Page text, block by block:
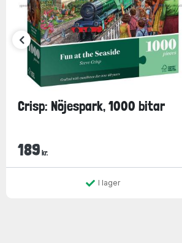
Crisp: Nöjespark, 1000 bitar
189 kr.
I lager